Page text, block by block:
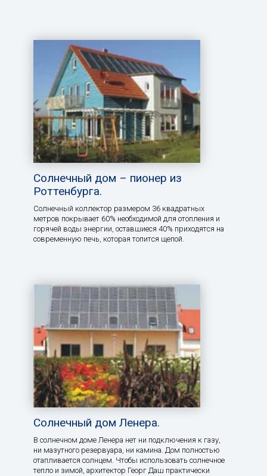
Солнечный дом – пионер из
Роттенбурга.
Солнечный коллектор размером 36 квадратных
метров покрывает 60% необходимой для отопления и
горячей воды энергии, оставшиеся 40% приходятся на
современную печь, которая топится щепой.
Солнечный дом Ленера.
В солнечном доме Ленера нет ни подключения к газу,
ни мазутного резервуара, ни камина. Дом полностью
отапливается солнцем. Чтобы использовать солнечное
тепло и зимой, архитектор Георг Даш практически